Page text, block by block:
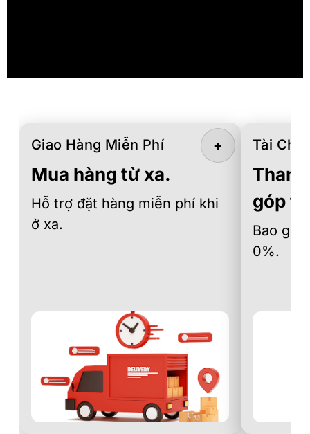
Giao Hàng Miễn Phí
Mua hàng từ xa.
Hỗ trợ đặt hàng miễn phí khi
ở xa.
+ Tài
góp
Bao
0%.